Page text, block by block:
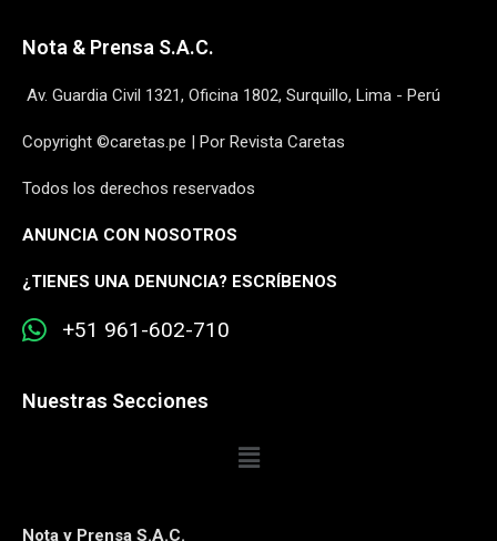
Nota & Prensa S.A.C.
Av. Guardia Civil 1321, Oficina 1802, Surquillo, Lima - Perú
Copyright ©caretas.pe | Por Revista Caretas
Todos los derechos reservados
ANUNCIA CON NOSOTROS
¿TIENES UNA DENUNCIA? ESCRÍBENOS
+51 961-602-710
Nuestras Secciones
Nota y Prensa S.A.C.